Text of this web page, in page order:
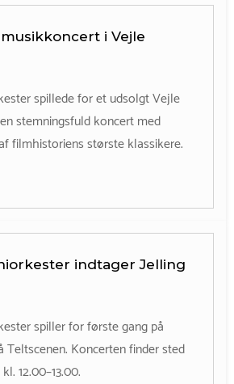
i Vejle
spillede for et udsolgt Vejle
stemningsfuld koncert med
filmhistoriens største klassikere.
indtager Jelling
spiller for første gang på
Teltscenen. Koncerten finder sted
12.00–13.00.